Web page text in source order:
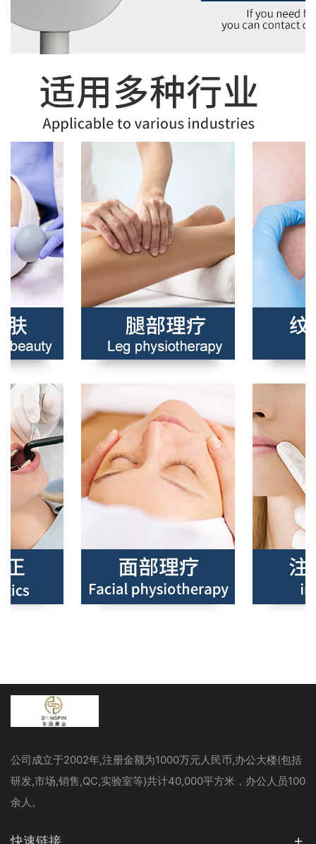
公司成立于2002年,注册金额为1000万元人民币,办公大楼(包括
研发,市场,销售,QC,实验室等)共计40,000平方米，办公人员100
余人。
快速链接